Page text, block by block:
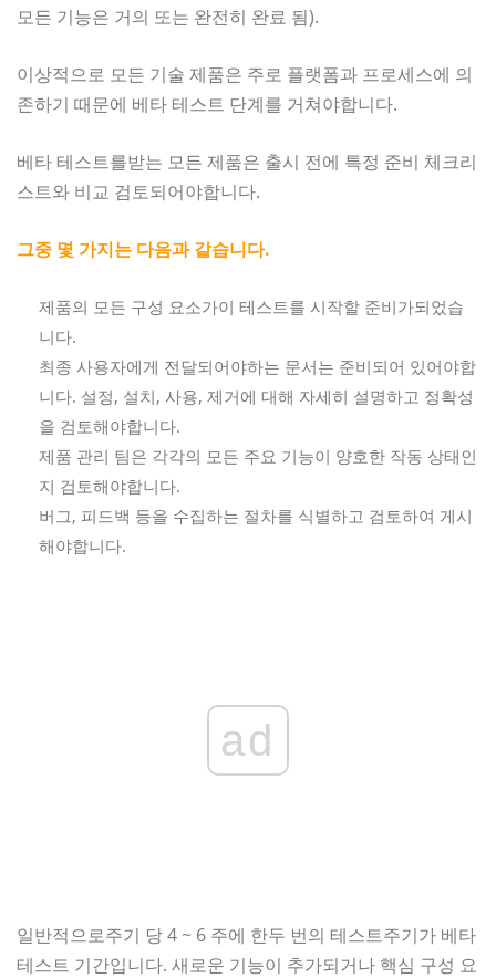
모든 기능은 거의 또는 완전히 완료 됨).
이상적으로 모든 기술 제품은 주로 플랫폼과 프로세스에 의
존하기 때문에 베타 테스트 단계를 거쳐야합니다.
베타 테스트를받는 모든 제품은 출시 전에 특정 준비 체크리
스트와 비교 검토되어야합니다.
그중 몇 가지는 다음과 같습니다.
제품의 모든 구성 요소가이 테스트를 시작할 준비가되었습
니다.
최종 사용자에게 전달되어야하는 문서는 준비되어 있어야합
니다. 설정, 설치, 사용, 제거에 대해 자세히 설명하고 정확성
을 검토해야합니다.
제품 관리 팀은 각각의 모든 주요 기능이 양호한 작동 상태인
지 검토해야합니다.
버그, 피드백 등을 수집하는 절차를 식별하고 검토하여 게시
해야합니다.
ad
일반적으로주기 당 4 ~ 6 주에 한두 번의 테스트주기가 베타
테스트 기간입니다. 새로운 기능이 추가되거나 핵심 구성 요